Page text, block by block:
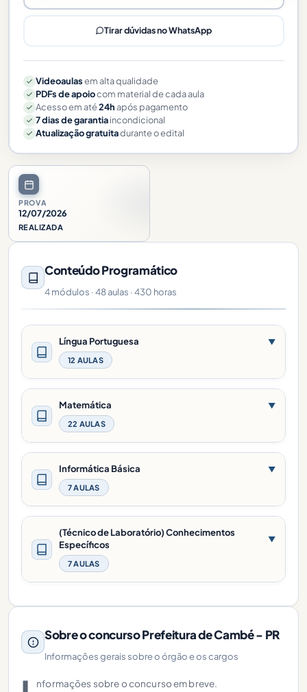
PROVA
12/07/2026
REALIZADA
Conteúdo Programático
4 módulos · 48 aulas · 430 horas
Língua Portuguesa
12 AULAS
▼
Matemática
22 AULAS
▼
Informática Básica
7 AULAS
▼
(Técnico de Laboratório) Conhecimentos
Específicos
7 AULAS
▼
Sobre o concurso Prefeitura de Cambé - PR
Informações gerais sobre o órgão e os cargos
nformações sobre o concurso em breve.
Tirar dúvidas no WhatsApp
Videoaulasem alta qualidade
PDFs de apoiocom material de cada aula
Acesso em até24hapós pagamento
7 dias de garantiaincondicional
Atualização gratuitadurante o edital